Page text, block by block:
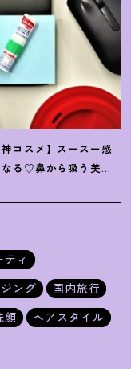
神コスメ】スースー感
る♡鼻から吸う美容
ティ
ング
国内旅行
顔
ヘアスタイル